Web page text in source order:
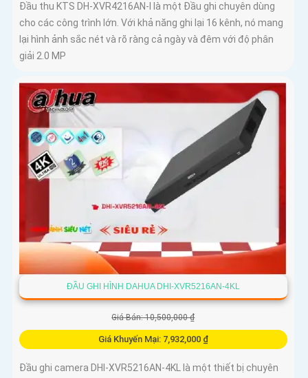
Đầu thu KTS DH-XVR4216AN-I là một Đầu ghi chuyên dùng
cho các công trình lớn. Với khả năng ghi lại 16 kênh, nó mang
lại hình ảnh sắc nét và rõ ràng cả ngày và đêm với độ phân
giải 2.0 MP
ĐẦU GHI HÌNH DAHUA DHI-XVR5216AN-4KL
Giá Bán: 10,500,000 ₫
Giá Khuyến Mại: 7,932,000 ₫
Đầu ghi camera DHI-XVR5216AN-4KL là một thiết bị chuyên